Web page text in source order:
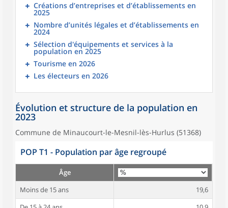
Créations d’entreprises et d’établissements en
2025
Nombre d’unités légales et d’établissements en
2024
Sélection d'équipements et services à la
population en 2025
Tourisme en 2026
Les électeurs en 2026
Évolution et structure de la population en
2023
Commune de Minaucourt-le-Mesnil-lès-Hurlus (51368)
POP T1 - Population par âge regroupé
Âge
Moins de 15 ans
19,6